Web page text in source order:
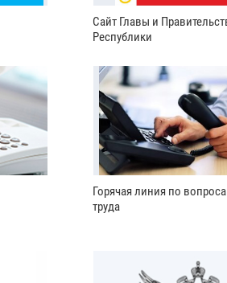
Сайт Главы и
Республики
Горячая линия по
труда